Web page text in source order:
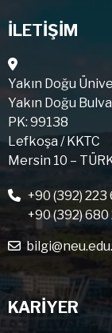
İLETİŞİM
Yakın Doğu
Yakın Doğu
PK: 99138
Lefkoşa / KKTC
Mersin 10 –
+90 (392) 223
+90 (392) 680
KARİYER